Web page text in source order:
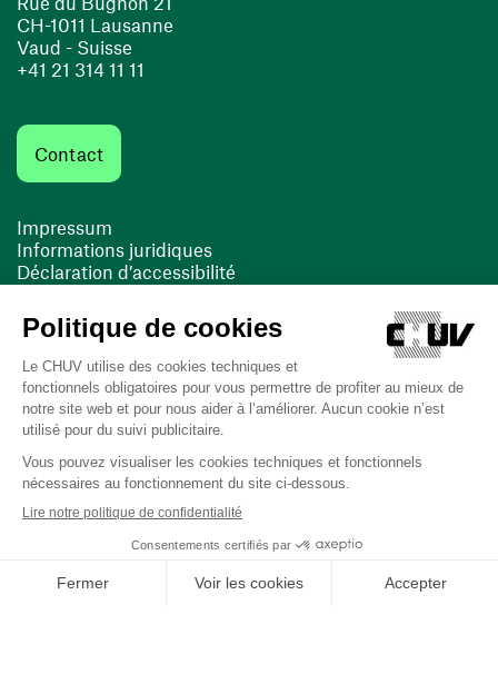
CH-1011 Lausanne
Vaud - Suisse
+41 21 314 11 11
Contact
Impressum
Informations juridiques
Déclaration d’accessibilité
Cookies
(ouvre une nouvelle fenêtre)
(ouvre une nouvelle fenêtre)
Dernière mise à jour le 13/08/2025 à 10:19